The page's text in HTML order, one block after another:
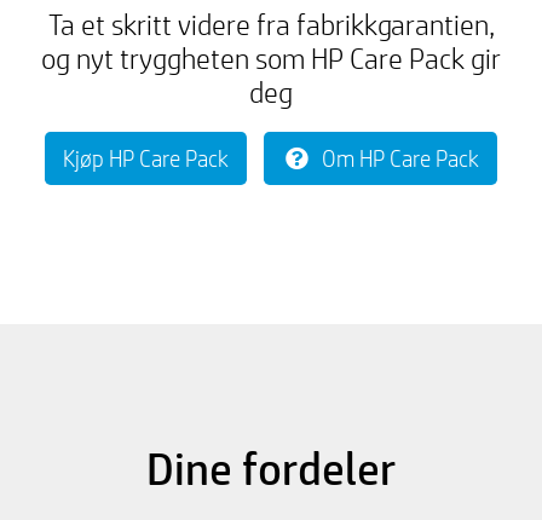
Ta et skritt videre fra fabrikkgarantien,
og nyt tryggheten som HP Care Pack gir
deg
Kjøp HP Care Pack Om HP Care Pack
Dine fordeler